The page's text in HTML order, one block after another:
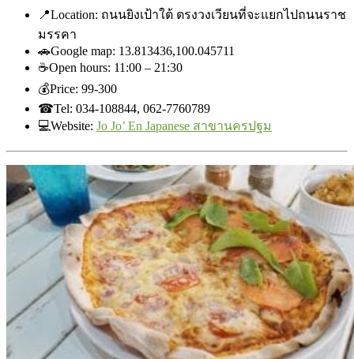
📍Location: ถนนยิงเป้าใต้ ตรงวงเวียนที่จะแยกไปถนนราช
มรรคา
🚗Google map: 13.813436,100.045711
☕Open hours: 11:00 – 21:30
💰Price: ‎99-300
☎Tel: 034-108844, 062-7760789
💻Website: Jo Jo’ En Japanese สาขานครปฐม